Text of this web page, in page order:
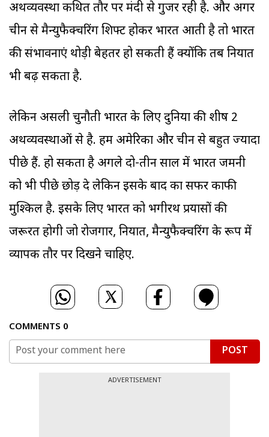
अर्थव्यवस्था कथित तौर पर मंदी से गुजर रही है. और अगर
चीन से मैन्युफैक्चरिंग शिफ्ट होकर भारत आती है तो भारत
की संभावनाएं थोड़ी बेहतर हो सकती हैं क्योंकि तब निर्यात
भी बढ़ सकता है.
लेकिन असली चुनौती भारत के लिए दुनिया की शीर्ष 2
अर्थव्यवस्थाओं से है. हम अमेरिका और चीन से बहुत ज्यादा
पीछे हैं. हो सकता है अगले दो-तीन साल में भारत जर्मनी
को भी पीछे छोड़ दे लेकिन इसके बाद का सफर काफी
मुश्किल है. इसके लिए भारत को भगीरथ प्रयासों की
जरूरत होगी जो रोजगार, निर्यात, मैन्युफैक्चरिंग के रूप में
व्यापक तौर पर दिखने चाहिए.
COMMENTS 0
POST
ADVERTISEMENT